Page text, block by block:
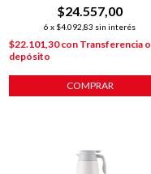
$24.557,00
6 x $4.092,83 sin interés
$22.101,30con Transferencia o
depósito
COMPRAR